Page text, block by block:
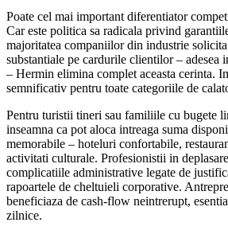
Poate cel mai important diferentiator
Car este politica sa radicala privind
majoritatea companiilor din industrie
substantiale pe cardurile clientilor – adesea
– Hermin elimina complet aceasta cerinta.
semnificativ pentru toate categoriile de
Pentru turistii tineri sau familiile cu bugete
inseamna ca pot aloca intreaga suma
memorabile – hoteluri confortabile,
activitati culturale. Profesionistii in
complicatiile administrative legate de
rapoartele de cheltuieli corporative.
beneficiaza de cash-flow neintrerupt,
zilnice.